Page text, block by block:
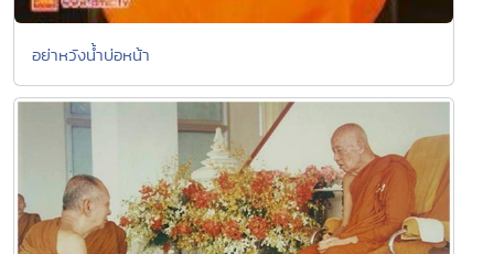
อย่าหวังน้ำบ่อหน้า